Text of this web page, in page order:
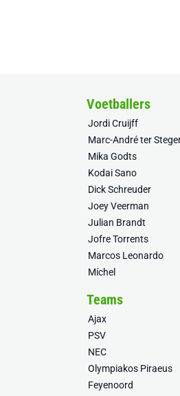
Voetballers
Jordi Cruijff
Marc-André ter
Mika Godts
Kodai Sano
Dick Schreuder
Joey Veerman
Julian Brandt
Jofre Torrents
Marcos Leonardo
Míchel
Teams
Ajax
PSV
NEC
Olympiakos Piraeus
Feyenoord